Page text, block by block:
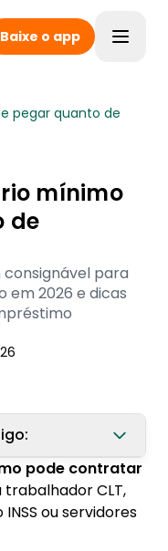
Baixe o app
pegar quanto de
mínimo
de
para
em 2026 e dicas
posso
mínimo
pode contratar
trabalhador CLT,
ou servidores